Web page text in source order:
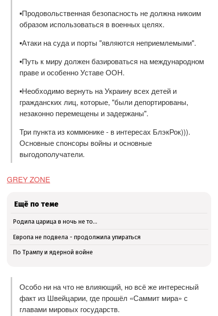
▪️Продовольственная безопасность не должна никоим
образом использоваться в военных целях.
▪️Атаки на суда и порты "являются неприемлемыми".
▪️Путь к миру должен базироваться на международном
праве и особенно Уставе ООН.
▪️Необходимо вернуть на Украину всех детей и
гражданских лиц, которые, "были депортированы,
незаконно перемещены и задержаны".
Три пункта из коммюнике - в интересах БлэкРок))).
Основные спонсоры войны и основные
выгодополучатели.
GREY ZONE
Ещё по теме
Родила царица в ночь не то…
Европа не подвела - продолжила упираться
По Трампу и ядерной войне
Особо ни на что не влияющий, но всё же интересный
факт из Швейцарии, где прошёл «Саммит мира» с
главами мировых государств.